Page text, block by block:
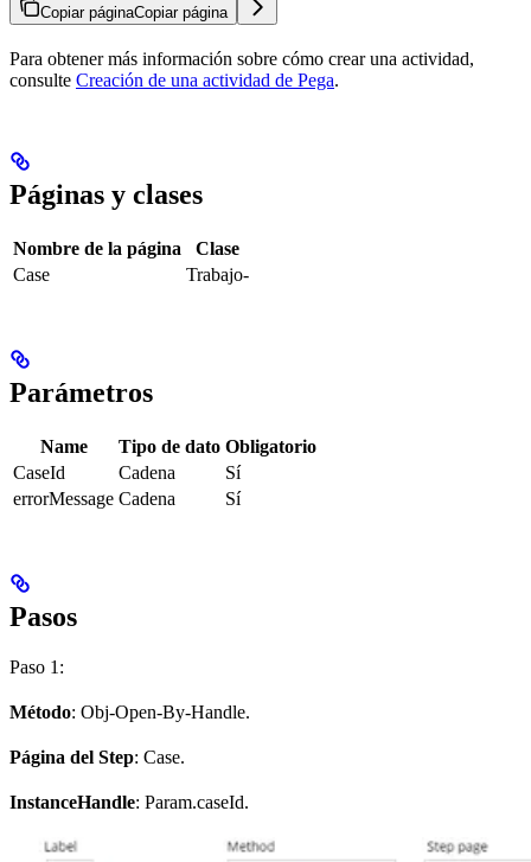
Copiar páginaCopiar página
Para obtener más información sobre cómo crear una actividad,
consulte Creación de una actividad de Pega.
Páginas y clases
Nombre de la página
Clase
Case
Trabajo-
Parámetros
Name Tipo de dato Obligatorio
CaseId
Cadena
Sí
errorMessage Cadena Sí
Pasos
Paso 1:
Método: Obj-Open-By-Handle.
Página del Step: Case.
InstanceHandle: Param.caseId.